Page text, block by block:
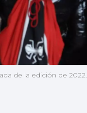
de la edición de 2022.